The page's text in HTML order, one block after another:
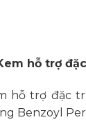
hỗ trợ
hỗ trợ đặc
Benzoyl